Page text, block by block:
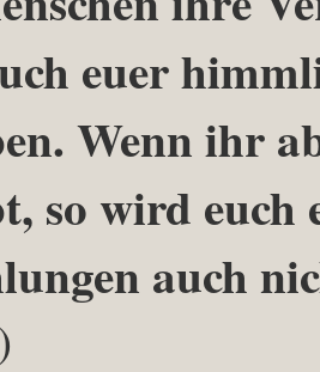
euer
Wenn ihr
so wird euch
auch